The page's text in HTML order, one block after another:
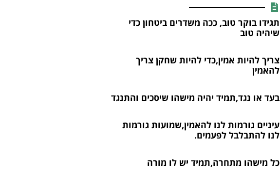
תגידו בוקר טוב, ככה משדרים ביטחון כדי
שיהיה טוב
צריך להיות אמין,כדי להיות שחקן צריך
להאמין
בעד או נגד,תמיד יהיה מישהו שיסכים והתנגד
עיניים גורמות לנו להאמין,שמועות גורמות
לנו להתבלבל לפעמים.
כל מישהו מתחרה,תמיד יש לו מורה